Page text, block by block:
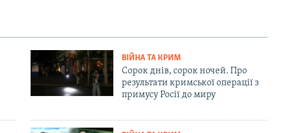
ВІЙНА ТА КРИМ
Сорок днів, сорок ночей. Про
результати кримської операції з
примусу Росії до миру